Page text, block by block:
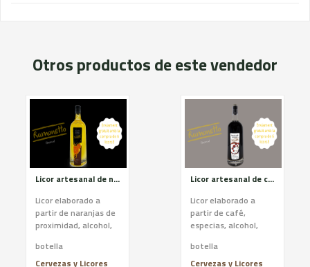
Otros productos de este vendedor
Licor artesanal de naranja
Licor elaborado a
partir de naranjas de
proximidad, alcohol,
través de un proceso
artesano. Es un lic...
botella
Cervezas y Licores
Licor artesanal de cafe
Licor elaborado a
partir de café,
especias, alcohol,
través de un proceso
artesano. Es un licor
botella
Cervezas y Licores